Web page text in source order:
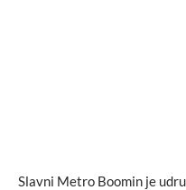
Slavni Metro Boomin je